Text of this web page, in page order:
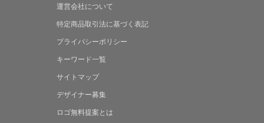
運営会社について
特定商品取引法に基づく表記
プライバシーポリシー
キーワード一覧
サイトマップ
デザイナー募集
ロゴ無料提案とは